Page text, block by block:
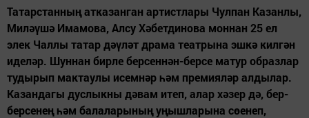
Татарстанның атказанган артистлары Чулпан Казанлы,
Миләүшә Имамова, Алсу Хәбетдинова моннан 25 ел
элек Чаллы татар дәүләт драма театрына эшкә килгән
иделәр. Шуннан бирле берсеннән-берсе матур образлар
тудырып мактаулы исемнәр һәм премияләр алдылар.
Казандагы дуслыкны дәвам итеп, алар хәзер дә, бер-
берсенең һәм балаларының уңышларына сөенеп,